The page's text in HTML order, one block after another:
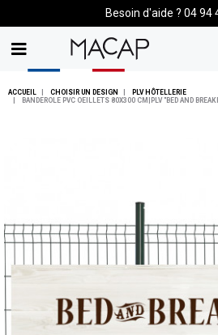
Besoin d'aide ? 04 94
ACCUEIL CHOISIR UN DESIGN
PLV HÔTELLERIE
BANDEROLE PVC OEILLETS 80X300 CM|PLV "BED AND